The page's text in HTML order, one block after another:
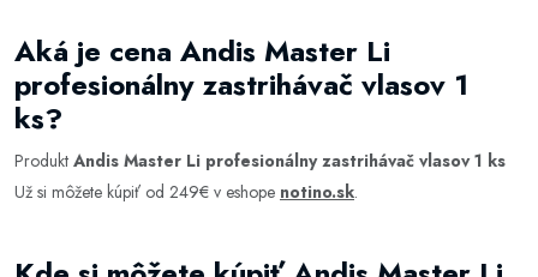
Aká je cena Andis Master Li
profesionálny zastrihávač vlasov 1
ks?
Produkt Andis Master Li profesionálny zastrihávač vlasov 1 ks
Už si môžete kúpiť od 249€ v eshope notino.sk.